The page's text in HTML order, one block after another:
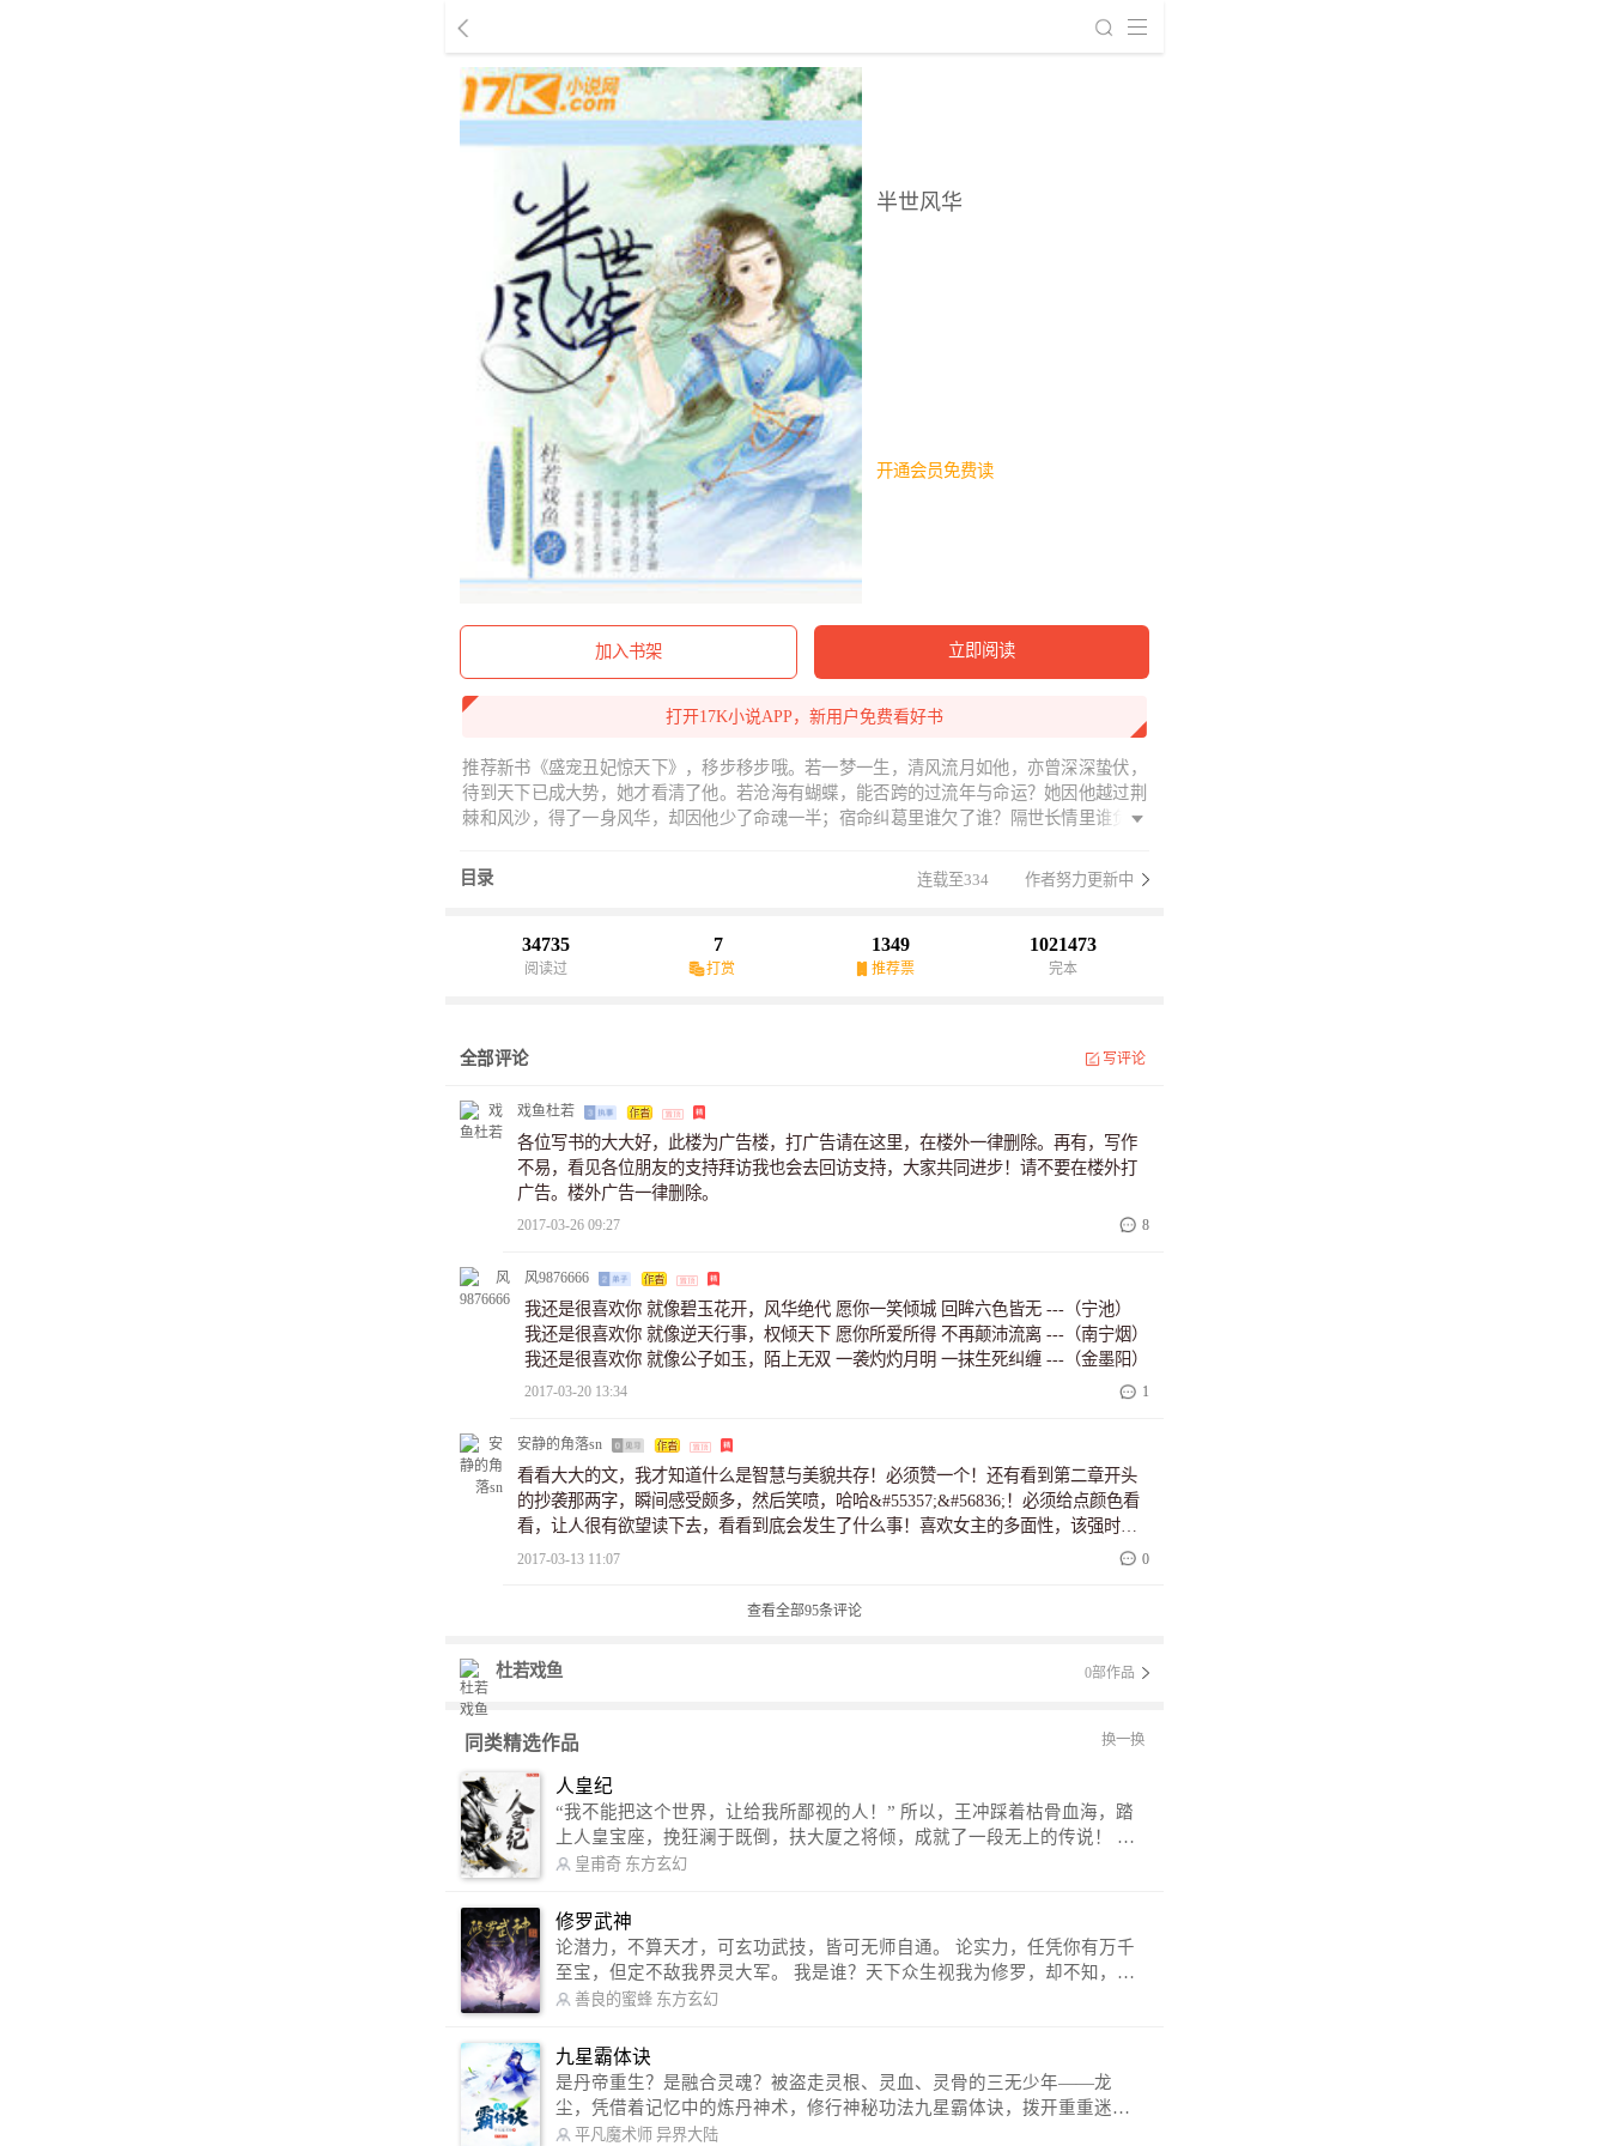
半世风华
开通会员免费读
加入书架 立即阅读
打开17K小说APP，新用户免费看好书
推荐新书《盛宠丑妃惊天下》，移步移步哦。若一梦一生，清风流月如他，亦曾深深蛰伏，
待到天下已成大势，她才看清了他。若沧海有蝴蝶，能否跨的过流年与命运？她因他越过荆
棘和风沙，得了一身风华，却因他少了命魂一半；宿命纠葛里谁欠了谁？隔世长情里谁负了
一生不许。---‘一道夜风袭来，醉红楼后院的梧桐花落了些许，抬眸望去见一少年白衣胜雪、
美眸流转、漫天的星辰都留在了他的眼底，似一场花月幻梦。’---宁王题记——当年这天下我
目录 连载至334 作者努力更新中
34735
阅读过
7
打赏
1349
推荐票
1021473
完本
全部评论 写评论
戏鱼杜若
各位写书的大大好，此楼为广告楼，打广告请在这里，在楼外一律删除。再有，写作
不易，看见各位朋友的支持拜访我也会去回访支持，大家共同进步！请不要在楼外打
广告。楼外广告一律删除。
2017-03-26 09:27 8
风9876666
我还是很喜欢你 就像碧玉花开，风华绝代 愿你一笑倾城 回眸六色皆无 ---（宁池）
我还是很喜欢你 就像逆天行事，权倾天下 愿你所爱所得 不再颠沛流离 ---（南宁烟）
我还是很喜欢你 就像公子如玉，陌上无双 一袭灼灼月明 一抹生死纠缠 ---（金墨阳）
2017-03-20 13:34 1
安静的角落sn
看看大大的文，我才知道什么是智慧与美貌共存！必须赞一个！还有看到第二章开头
的抄袭那两字，瞬间感受颇多，然后笑喷，哈哈&#55357;&#56836;！必须给点颜色看
看，让人很有欲望读下去，看看到底会发生了什么事！喜欢女主的多面性，该强时
强，该弱时弱。人物性格描写得很清晰，文字也很优美，让人进一步到体会风华两个
2017-03-13 11:07 0
查看全部95条评论
杜若戏鱼 0部作品
同类精选作品 换一换
人皇纪
“我不能把这个世界，让给我所鄙视的人！” 所以，王冲踩着枯骨血海，踏
上人皇宝座，挽狂澜于既倒，扶大厦之将倾，成就了一段无上的传说！ 微
信公众号：皇甫奇 （微信号：huangfuqi1985） 新浪微博：皇甫奇（地址：
皇甫奇 东方玄幻
修罗武神
论潜力，不算天才，可玄功武技，皆可无师自通。 论实力，任凭你有万千
至宝，但定不敌我界灵大军。 我是谁？天下众生视我为修罗，却不知，我
以修罗成武神。 （想看修罗武神番外，请关注蜜蜂微信公众号：善良的蜜
善良的蜜蜂 东方玄幻
九星霸体诀
是丹帝重生？是融合灵魂？被盗走灵根、灵血、灵骨的三无少年——龙
尘，凭借着记忆中的炼丹神术，修行神秘功法九星霸体诀，拨开重重迷
雾，解开惊天之局。 手掌天地乾坤，脚踏日月星辰，勾搭各色美女，
平凡魔术师 异界大陆